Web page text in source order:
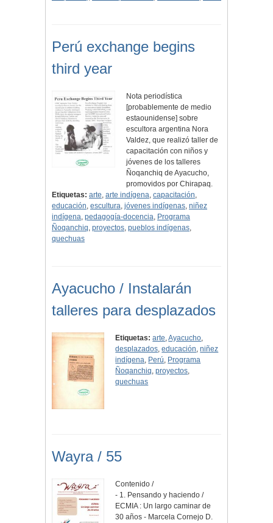
Perú exchange begins
third year
Nota periodística
[probablemente de medio
estaounidense] sobre
escultora argentina Nora
Valdez, que realizó taller de
capacitación con niños y
jóvenes de los talleres
Ñoqanchiq de Ayacucho,
promovidos por Chirapaq.
Etiquetas: arte, arte indígena, capacitación,
educación, escultura, jóvenes indígenas, niñez
indígena, pedagogía-docencia, Programa
Ñoqanchiq, proyectos, pueblos indígenas,
quechuas
Ayacucho / Instalarán
talleres para desplazados
Etiquetas: arte,Ayacucho,
desplazados,educación,niñez
indígena, Perú, Programa
Ñoqanchiq,proyectos,
quechuas
Wayra / 55
Contenido /
- 1. Pensando y haciendo /
ECMIA : Un largo caminar de
30 años - Marcela Cornejo D.